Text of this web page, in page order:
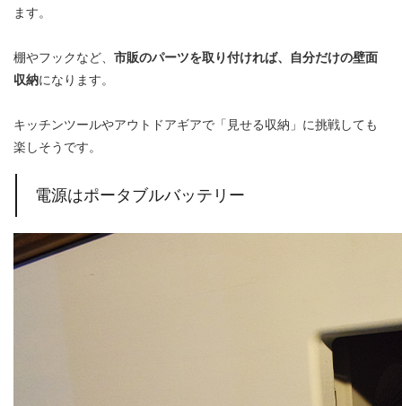
ます。
棚やフックなど、 市販のパーツを取り付ければ、自分だけの壁面
収納になります。
キッチンツールやアウトドアギアで「見せる収納」に挑戦しても
楽しそうです。
電源はポータブルバッテリー